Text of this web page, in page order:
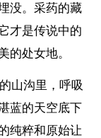
没。采药的藏
才是传说中的
的处女地。
山沟里，呼吸
蓝的天空底下
纯粹和原始让